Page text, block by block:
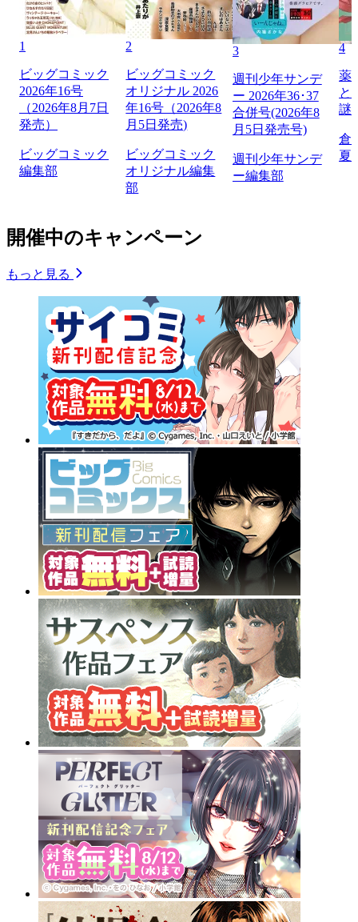
1
ビッグコミック
2026年16号
（2026年8月7日
発売）
ビッグコミック
編集部
2
ビッグコミック
オリジナル 2026
年16号（2026年8
月5日発売)
ビッグコミック
オリジナル編集
部
3
週刊少年サンデ
ー 2026年36･37
合併号(2026年8
月5日発売号)
週刊少年サンデ
ー編集部
4
薬
と
謎
倉
夏
開催中のキャンペーン
もっと見る